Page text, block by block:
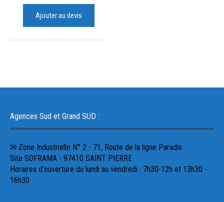
Ajouter au devis
Agences Sud et Grand SUD :
✉ Zone Industrielle N° 2 - 71, Route de la ligne Paradis
Site SOFRAMA - 97410 SAINT PIERRE
Horaires d'ouverture du lundi au vendredi : 7h30-12h et 13h30 -
16h30